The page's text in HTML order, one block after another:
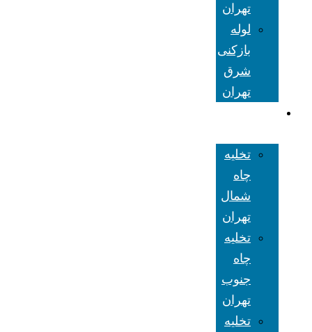
تهران
لوله
بازکنی
شرق
تهران
تخلیه
چاه
شمال
تهران
تخلیه
چاه
جنوب
تهران
تخلیه